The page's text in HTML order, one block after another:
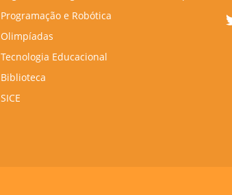
Programação e Robótica
Olimpíadas
Tecnologia Educacional
Biblioteca
SICE